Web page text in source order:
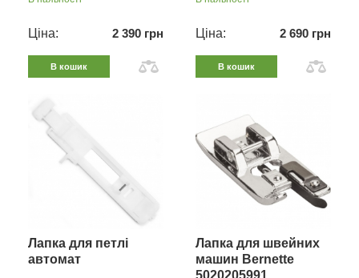
Ціна: 2 390 грн
В кошик
Ціна: 2 690 грн
В кошик
Лапка для петлі
автомат
Лапка для швейних
машин Bernette
5020205991